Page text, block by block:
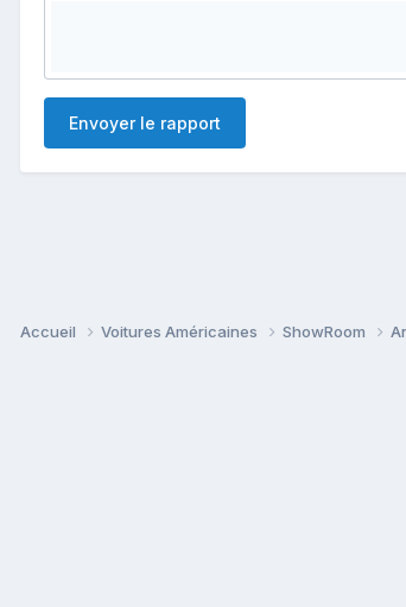
Envoyer le rapport
Accueil Voitures Américaines ShowRoom